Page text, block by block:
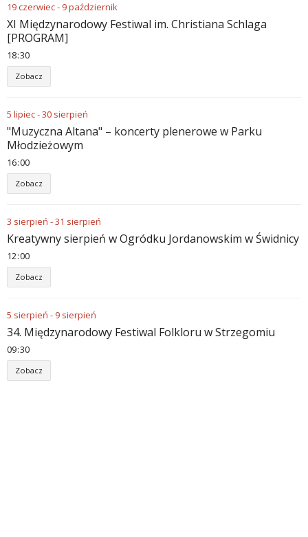
19czerwiec- 9październik
XI Międzynarodowy Festiwal im. Christiana Schlaga
[PROGRAM]
18 30
Zobacz
5 lipiec-30 sierpień
"Muzyczna Altana" – koncerty plenerowe w Parku
Młodzieżowym
16 00
Zobacz
3 sierpień -31 sierpień
Kreatywny sierpień w Ogródku Jordanowskim w Świdnicy
12 00
Zobacz
5 sierpień - 9 sierpień
34. Międzynarodowy Festiwal Folkloru w Strzegomiu
09 30
Zobacz